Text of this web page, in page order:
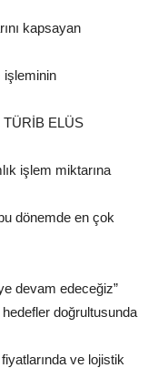
kapsayan
işleminin
TÜRİB ELÜS
işlem miktarına
dönemde en çok
devam edeceğiz”
hedefler doğrultusunda
ve lojistik